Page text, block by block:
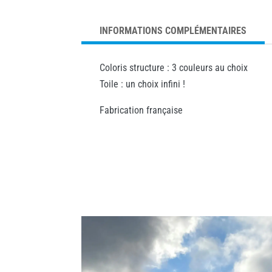
INFORMATIONS COMPLÉMENTAIRES
Coloris structure : 3 couleurs au choix
Toile : un choix infini !
Fabrication française